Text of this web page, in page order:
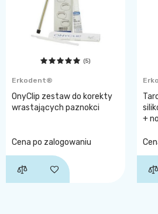
(5)
Erkodent®
OnyClip zestaw do korekty
wrastających paznokci
Cena po zalogowaniu
+